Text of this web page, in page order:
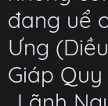
đang uể
Ưng
Giáp